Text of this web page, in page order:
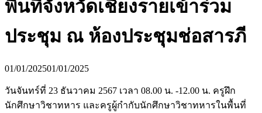
พื้นที่จังหวัดเชียงรายเข้าร่วม
ประชุม ณ ห้องประชุมช่อสารภี
01/01/202501/01/2025
วันจันทร์ที่ 23 ธันวาคม 2567 เวลา 08.00 น. -12.00 น. ครูฝึก
นักศึกษาวิชาทหาร และครูผู้กำกับนักศึกษาวิชาทหารในพื้นที่